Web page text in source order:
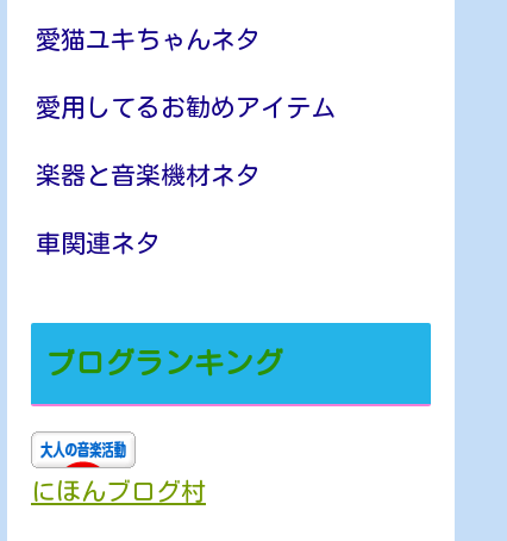
愛猫ユキちゃんネタ
愛用してるお勧めアイテム
楽器と音楽機材ネタ
車関連ネタ
ブログランキング
にほんブログ村